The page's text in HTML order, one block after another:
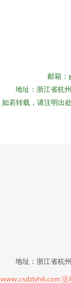
邮箱：
地址：浙江省杭
如若转载，请注明出
地址：浙江省杭
www.csdzlyh6.com 活